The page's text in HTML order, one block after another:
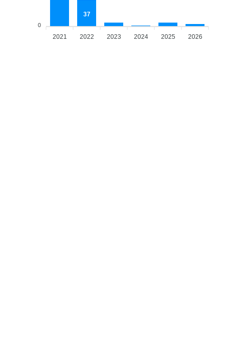
2021 2022 2023 2024 2025 2026
37
0